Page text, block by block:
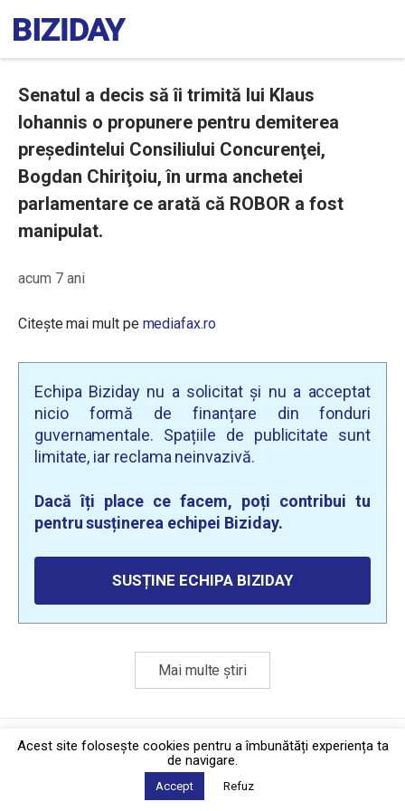
Senatul a decis să îi trimită lui Klaus
Iohannis o propunere pentru demiterea
preşedintelui Consiliului Concurenţei,
Bogdan Chiriţoiu, în urma anchetei
parlamentare ce arată că ROBOR a fost
manipulat.
acum 7 ani
Citește mai mult pe mediafax.ro
Echipa Biziday nu a solicitat și nu a acceptat
nicio formă de finanțare din fonduri
guvernamentale. Spațiile de publicitate sunt
limitate, iar reclama neinvazivă.
Dacă îți place ce facem, poți contribui tu
pentru susținerea echipei Biziday.
SUSȚINE ECHIPA BIZIDAY
Mai multe știri
Politica de confidențialitate·Contact
2026 © Biziday
Acest site foloseşte cookies pentru a îmbunătăți experiența ta
de navigare.
Accept Refuz